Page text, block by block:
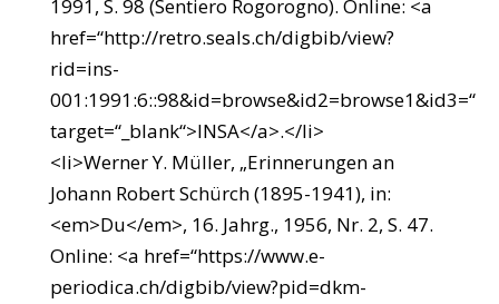
1991, S. 98 (Sentiero Rogorogno). Online: <a
href=“http://retro.seals.ch/digbib/view?
rid=ins-
001:1991:6::98&id=browse&id2=browse1&id3=“
target=“_blank“>INSA</a>.</li>
<li>Werner Y. Müller, „Erinnerungen an
Johann Robert Schürch (1895-1941), in:
<em>Du</em>, 16. Jahrg., 1956, Nr. 2, S. 47.
Online: <a href=“https://www.e-
periodica.ch/digbib/view?pid=dkm-